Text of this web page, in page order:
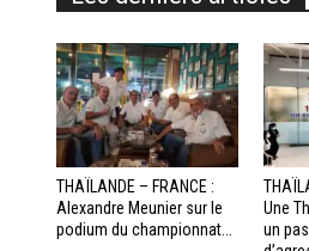
THAÏLANDE – FRANCE :
Alexandre Meunier sur le
podium du championnat...
Une
un